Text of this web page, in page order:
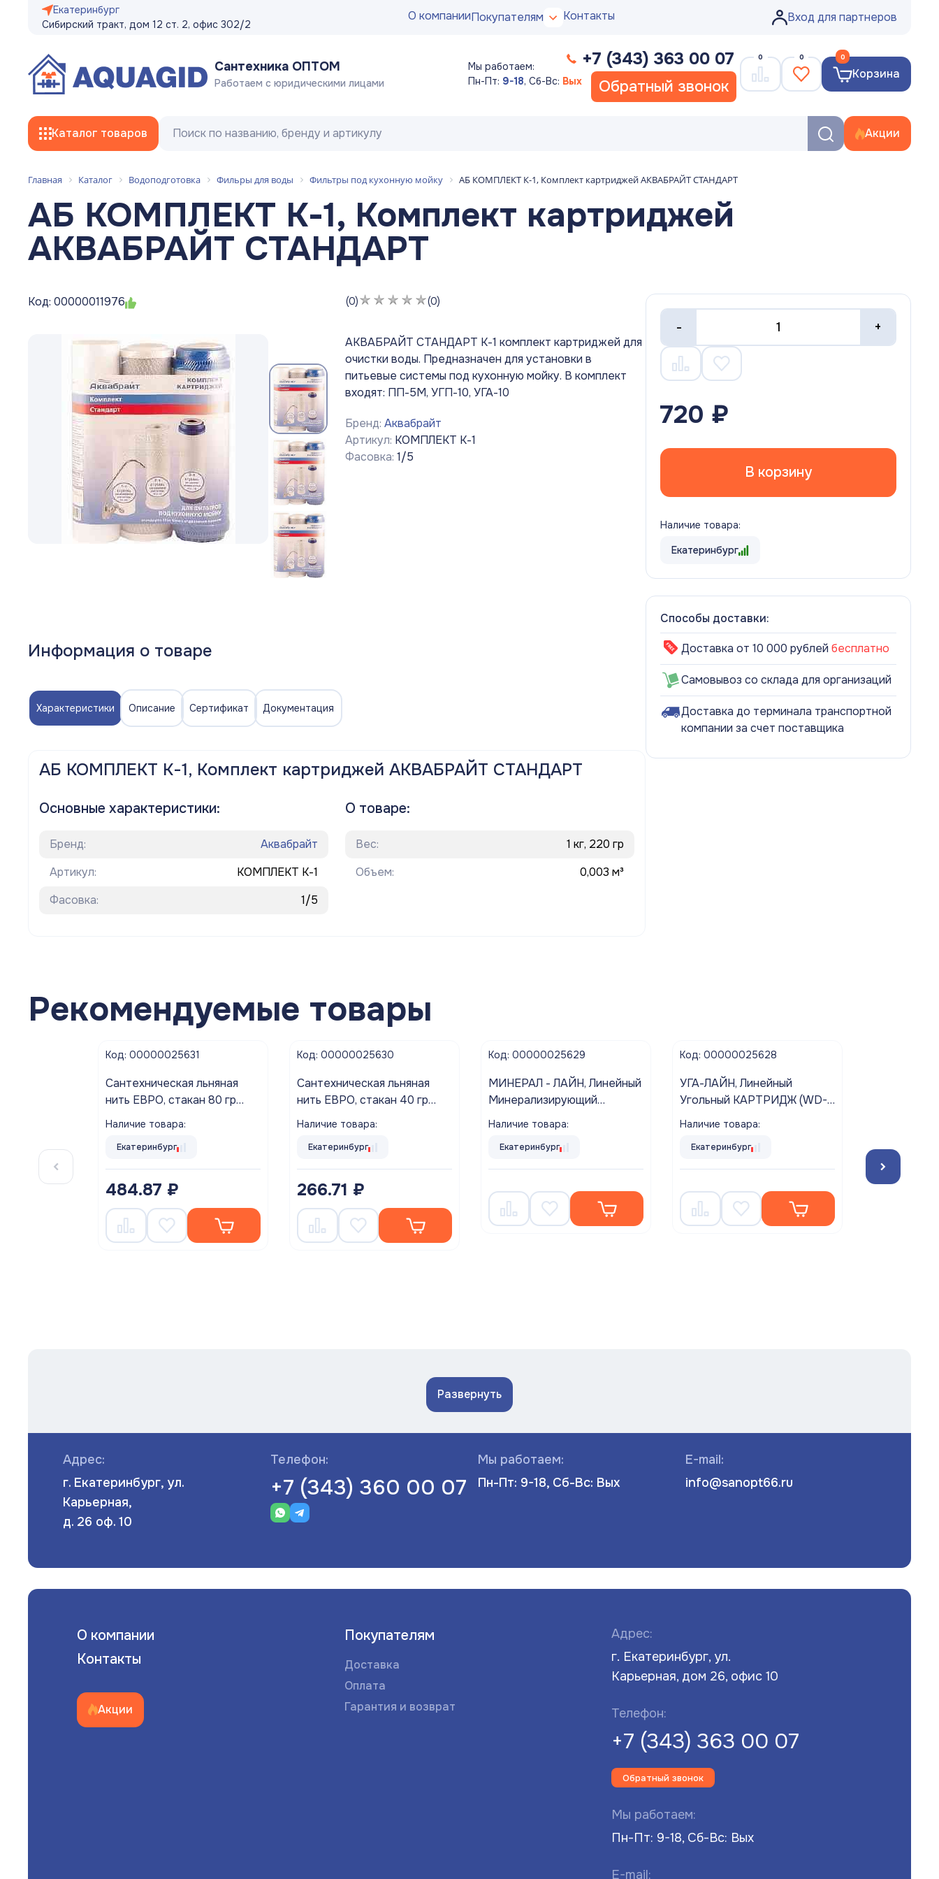
Екатеринбург
Сибирский тракт, дом 12 ст. 2, офис 302/2
О компанииПокупателям Контакты Вход для партнеров
Сантехника ОПТОМ
Работаем с юридическими лицами
Мы работаем:
Пн-Пт: 9-18, Сб-Вс: Вых
+7 (343) 363 00 07
Обратный звонок
0 0
Корзина
0
Каталог товаров
Смесители
Фитинги
шланги
Шланги садовые
Запорная арматура
Насосное Оборудование
Канализационное оборудование
Водосмывная арматура
Водоподготовка
Контрольно-измерительные приборы
Полотенцесушители
Система отопления
Товары для Ванной комнаты и туалета
Акции
Главная Каталог Водоподготовка Фильры для воды Фильтры под кухонную мойку АБ КОМПЛЕКТ К-1, Комплект картриджей АКВАБРАЙТ СТАНДАРТ
АБ КОМПЛЕКТ К-1, Комплект картриджей
АКВАБРАЙТ СТАНДАРТ
Код: 00000011976 (0) (0)
АКВАБРАЙТ СТАНДАРТ К-1 комплект картриджей для
очистки воды. Предназначен для установки в
питьевые системы под кухонную мойку. В комплект
входят: ПП-5М, УГП-10, УГА-10
Бренд: Аквабрайт
Артикул: КОМПЛЕКТ К-1
Фасовка: 1/5
Информация о товаре
Характеристики Описание Сертификат Документация
АБ КОМПЛЕКТ К-1, Комплект картриджей АКВАБРАЙТ СТАНДАРТ
Основные характеристики:
Бренд:
Аквабрайт
Артикул:
КОМПЛЕКТ К-1
Фасовка:
1/5
О товаре:
Вес:
1 кг, 220 гр
Объем:
0,003 м³
- +
720 ₽
В корзину
Наличие товара:
Екатеринбург
Способы доставки:
Доставка от 10 000 рублей бесплатно
Самовывоз со склада для организаций
Доставка до терминала транспортной
компании за счет поставщика
Рекомендуемые товары
Код: 00000025631
Cантехническая льняная
нить ЕВРО, стакан 80 гр
Aquaflax nano
Наличие товара:
Екатеринбург
484.87 ₽
Код: 00000025630
Cантехническая льняная
нить ЕВРО, стакан 40 гр
Aquaflax nano
Наличие товара:
Екатеринбург
266.71 ₽
Код: 00000025629
МИНЕРАЛ - ЛАЙН, Линейный
Минерализирующий
КАРТРИДЖ (WD-2586CY-Q)
Наличие товара:
Екатеринбург
Код: 00000025628
УГА-ЛАЙН, Линейный
Угольный КАРТРИДЖ (WD-
2586C-Q-RU-6) пост-
фильтр АКВАБРАЙТ для
сорбционной очистки воды,
Наличие товара:
Екатеринбург
5
Развернуть
Адрес:
г. Екатеринбург, ул.
Карьерная,
д. 26 оф. 10
Телефон:
+7 (343) 360 00 07
Мы работаем:
Пн-Пт: 9-18, Сб-Вс: Вых
E-mail:
info@sanopt66.ru
О компании
Контакты
Акции
Покупателям
Доставка
Оплата
Гарантия и возврат
Адрес:
г. Екатеринбург, ул.
Карьерная, дом 26, офис 10
Телефон:
+7 (343) 363 00 07
Обратный звонок
Мы работаем:
Пн-Пт: 9-18, Сб-Вс: Вых
E-mail: